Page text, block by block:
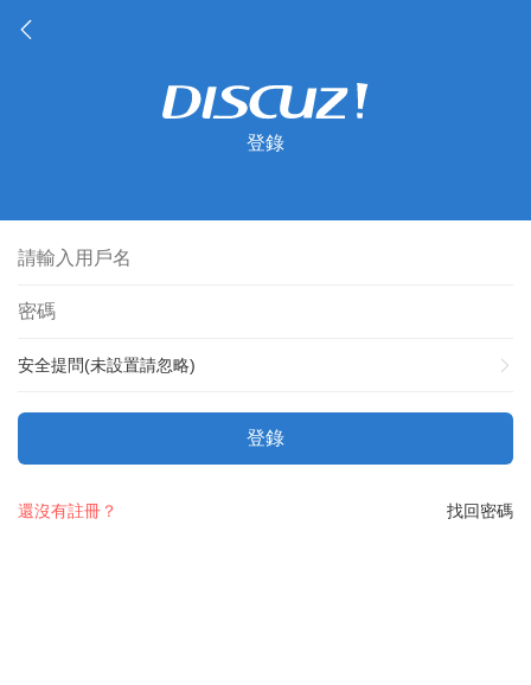
登錄
安全提問(未設置請忽略)
登錄
找回密碼
還沒有註冊？